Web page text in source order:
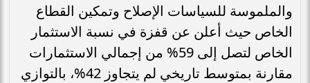
والملموسة للسياسات الإصلاح وتمكين القطاع
الخاص حيث أعلن عن قفزة في نسبة الاستثمار
الخاص لتصل إلى 59% من إجمالي الاستثمارات
مقارنة بمتوسط تاريخي لم يتجاوز 42%، بالتوازي